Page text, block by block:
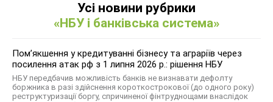
Усі новини рубрики
«НБУ і банківська система»
Помʼякшення у кредитуванні бізнесу та аграріїв через
посилення атак рф з 1 липня 2026 р.: рішення НБУ
НБУ передбачив можливість банків не визнавати дефолту
боржника в разі здійснення короткострокової (до одного року)
реструктуризації боргу, спричиненої фінтруднощами внаслідок